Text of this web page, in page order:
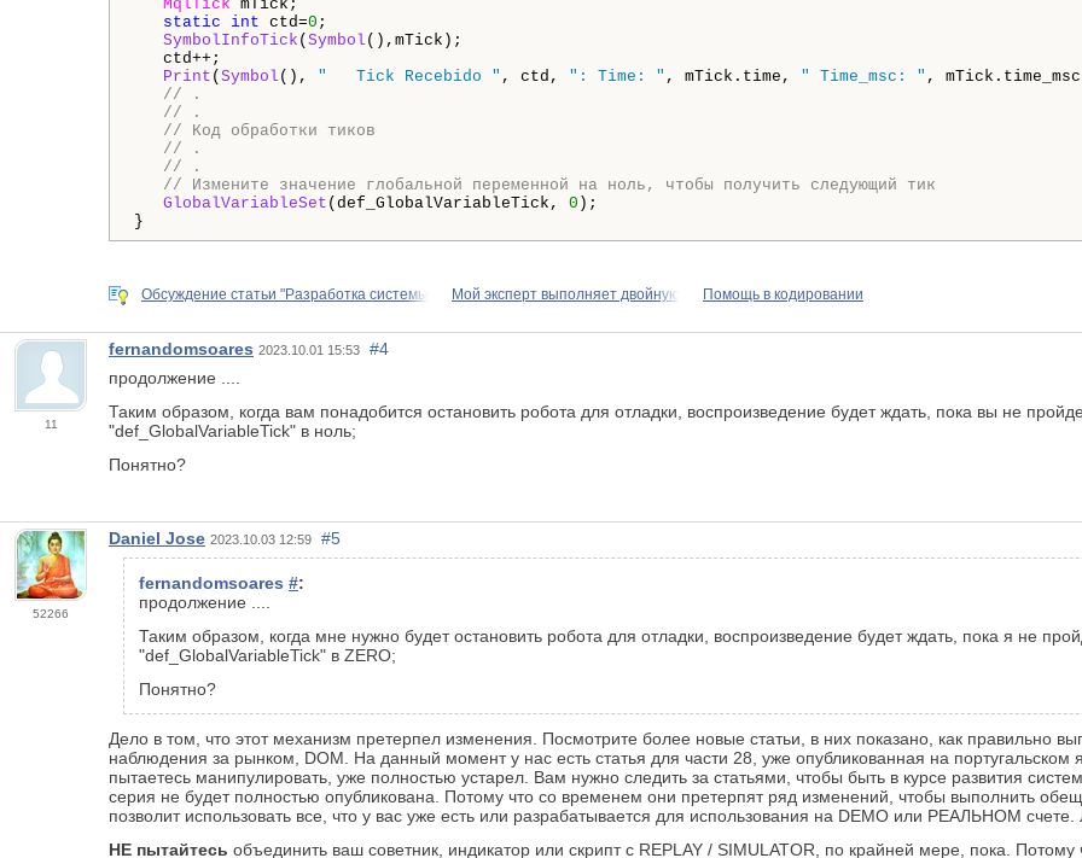
MqlTick mTick;
static
int ctd=0 ;
SymbolInfoTick ( Symbol (),mTick);
ctd++;
Print ( Symbol (), "   Tick Recebido " , ctd, ": Time: " , mTick.time, " Time_msc: " ,
// .
// .
// Код обработки тиков
// .
// .
// Измените значение глобальной переменной на ноль, чтобы получить следующий тик
GlobalVariableSet (def_GlobalVariableTick, 0 );
Обсуждение статьи "Разработка системы Мой эксперт выполняет двойную Помощь в кодировании
11
fernandomsoares 2023.10.01 15:53
#4
продолжение ....
Таким образом, когда вам понадобится остановить робота для отладки, воспроизведение будет ждать, пока вы не
"def_GlobalVariableTick" в ноль;
Понятно?
52266
Daniel Jose 2023.10.03 12:59 #5
fernandomsoares #:
продолжение ....
Таким образом, когда мне нужно будет остановить робота для отладки, воспроизведение будет ждать, пока я не
"def_GlobalVariableTick" в ZERO;
Понятно?
Дело в том, что этот механизм претерпел изменения. Посмотрите более новые статьи, в них показано, как правильно
наблюдения за рынком, DOM. На данный момент у нас есть статья для части 28, уже опубликованная на португальском
пытаетесь манипулировать, уже полностью устарел. Вам нужно следить за статьями, чтобы быть в курсе развития
серия не будет полностью опубликована. Потому что со временем они претерпят ряд изменений, чтобы выполнить
позволит использовать все, что у вас уже есть или разрабатывается для использования на DEMO или РЕАЛЬНОМ
НЕ пытайтесь объединить ваш советник, индикатор или скрипт с REPLAY / SIMULATOR, по крайней мере, пока.